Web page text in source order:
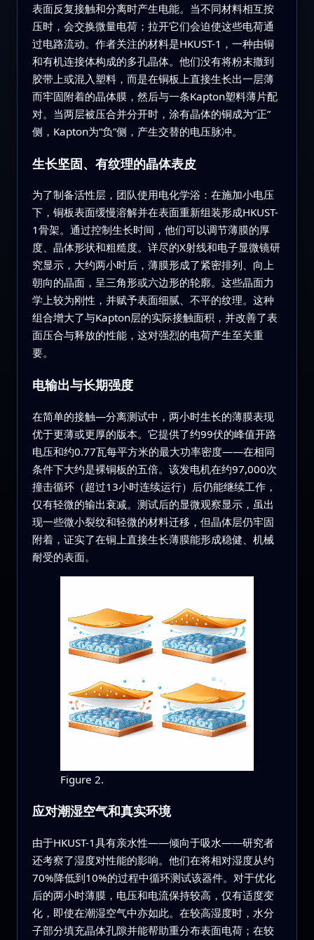
表面反复接触和分离时产生电能。当不同材料相互按
压时，会交换微量电荷；拉开它们会迫使这些电荷通
过电路流动。作者关注的材料是HKUST-1，一种由铜
和有机连接体构成的多孔晶体。他们没有将粉末撒到
胶带上或混入塑料，而是在铜板上直接生长出一层薄
而牢固附着的晶体膜，然后与一条Kapton塑料薄片配
对。当两层被压合并分开时，涂有晶体的铜成为“正”
侧，Kapton为“负”侧，产生交替的电压脉冲。
生长坚固、有纹理的晶体表皮
为了制备活性层，团队使用电化学浴：在施加小电压
下，铜板表面缓慢溶解并在表面重新组装形成HKUST-
1骨架。通过控制生长时间，他们可以调节薄膜的厚
度、晶体形状和粗糙度。详尽的X射线和电子显微镜研
究显示，大约两小时后，薄膜形成了紧密排列、向上
朝向的晶面，呈三角形或六边形的轮廓。这些晶面力
学上较为刚性，并赋予表面细腻、不平的纹理。这种
组合增大了与Kapton层的实际接触面积，并改善了表
面压合与释放的性能，这对强烈的电荷产生至关重
要。
电输出与长期强度
在简单的接触—分离测试中，两小时生长的薄膜表现
优于更薄或更厚的版本。它提供了约99伏的峰值开路
电压和约0.77瓦每平方米的最大功率密度——在相同
条件下大约是裸铜板的五倍。该发电机在约97,000次
撞击循环（超过13小时连续运行）后仍能继续工作，
仅有轻微的输出衰减。测试后的显微观察显示，虽出
现一些微小裂纹和轻微的材料迁移，但晶体层仍牢固
附着，证实了在铜上直接生长薄膜能形成稳健、机械
耐受的表面。
Figure 2.
应对潮湿空气和真实环境
由于HKUST-1具有亲水性——倾向于吸水——研究者
还考察了湿度对性能的影响。他们在将相对湿度从约
70%降低到10%的过程中循环测试该器件。对于优化
后的两小时薄膜，电压和电流保持较高，仅有适度变
化，即使在潮湿空气中亦如此。在较高湿度时，水分
子部分填充晶体孔隙并能帮助重分布表面电荷；在较